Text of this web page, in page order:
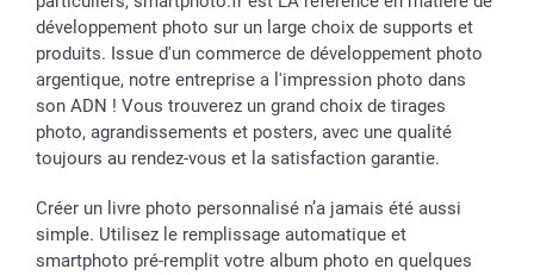
développement photo sur un large choix de supports et
produits. Issue d'un commerce de développement photo
argentique, notre entreprise a l'impression photo dans
son ADN ! Vous trouverez un grand choix de tirages
photo, agrandissements et posters, avec une qualité
toujours au rendez-vous et la satisfaction garantie.
Créer un livre photo personnalisé n’a jamais été aussi
simple. Utilisez le remplissage automatique et
smartphoto pré-remplit votre album photo en quelques